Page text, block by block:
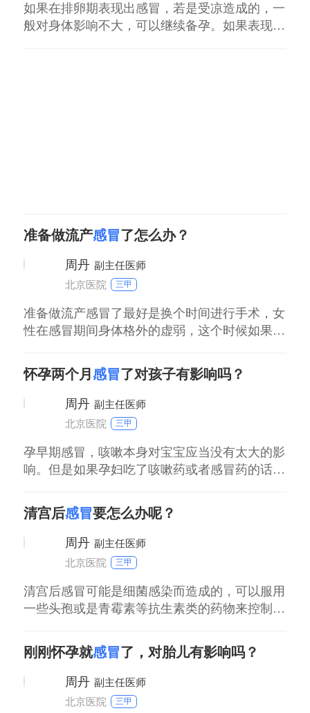
如果在排卵期表现出感冒，若是受凉造成的，一
般对身体影响不大，可以继续备孕。如果表现出
准备做流产感冒了怎么办？
周丹 副主任医师
北京医院
三甲
准备做流产感冒了最好是换个时间进行手术，女
性在感冒期间身体格外的虚弱，这个时候如果进
他并发症，不利于病情的恢复，因此等到病情恢
复之后再去进行手术。在感冒期间要多喝热水，
在医生指导下配合一些感冒药来帮助恢复，同时
要注意，人流手术具有很大的伤害性，为了防止
怀孕两个月 感冒了对孩子有影响吗？
周丹 副主任医师
北京医院
三甲
孕早期感冒，咳嗽本身对宝宝应当没有太大的影
响。但是如果孕妇吃了咳嗽药或者感冒药的话，
不吃药，以确保宝宝健康成长。此外，如果孕妇
感冒发生在心脏系统发育的时期，病毒感染可能
会影响宝宝心血管系统的发育，应当关注一下。
清宫后感冒要怎么办呢？
周丹 副主任医师
北京医院
三甲
清宫后感冒可能是细菌感染而造成的，可以服用
一些头孢或是青霉素等抗生素类的药物来控制感
病毒的感染，病毒感染而造成的感冒现象，可以
服用阿昔洛韦或是双黄连口服液等抗病毒类的药
物进行治疗。如果感冒的症状比较严重，表现出
了头痛和发热的现象，可以使用对乙酰氨基酚或
刚刚怀孕就感冒了，对胎儿有影响吗？
周丹 副主任医师
北京医院
三甲